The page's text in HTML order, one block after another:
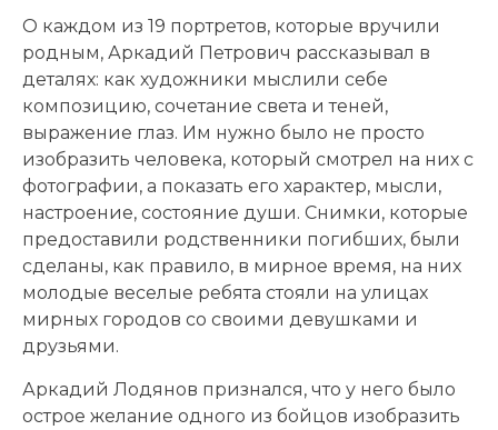
О каждом из 19 портретов, которые вручили
родным, Аркадий Петрович рассказывал в
деталях: как художники мыслили себе
композицию, сочетание света и теней,
выражение глаз. Им нужно было не просто
изобразить человека, который смотрел на них с
фотографии, а показать его характер, мысли,
настроение, состояние души. Снимки, которые
предоставили родственники погибших, были
сделаны, как правило, в мирное время, на них
молодые веселые ребята стояли на улицах
мирных городов со своими девушками и
друзьями.
Аркадий Лодянов признался, что у него было
острое желание одного из бойцов изобразить